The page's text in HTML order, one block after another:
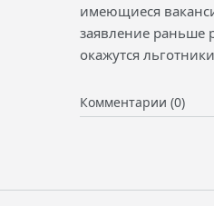
имеющиеся
заявление раньше
окажутся
Комментарии (0)